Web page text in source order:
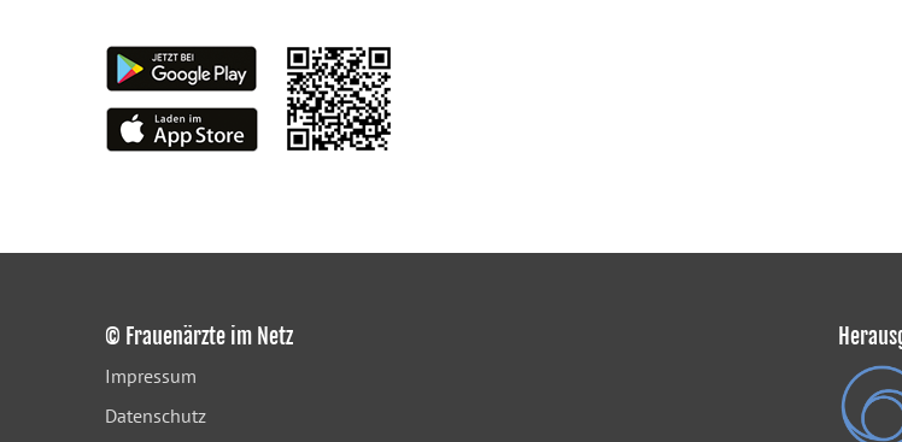
© Frauenärzte im Netz
Impressum
Datenschutz